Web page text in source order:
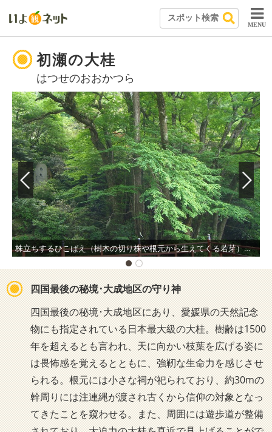
MENU
初瀬の大桂
はつせのおおかつら
株立ちするひこばえ（樹木の切り株や根元から生えてくる若芽）の集合体である日本最大級の大桂。
四国最後の秘境･大成地区の守り神
四国最後の秘境･大成地区にあり、愛媛県の天然記念
物にも指定されている日本最大級の大桂。樹齢は1500
年を超えるとも言われ、天に向かい枝葉を広げる姿に
は畏怖感を覚えるとともに、強靭な生命力を感じさせ
られる。根元には小さな祠が祀られており、約30mの
幹周りには注連縄が渡され古くから信仰の対象となっ
てきたことを窺わせる。また、周囲には遊歩道が整備